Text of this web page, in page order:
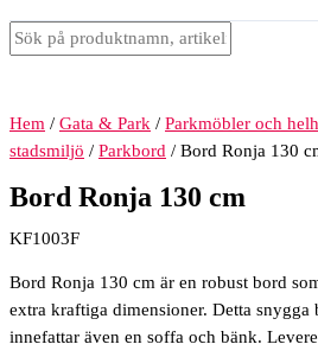
Hem / Gata & Park / Parkmöbler och
stadsmiljö / Parkbord / Bord Ronja 130
Bord Ronja 130 cm
KF1003F
Bord Ronja 130 cm är en robust bord
extra kraftiga dimensioner. Detta
innefattar även en soffa och bänk.